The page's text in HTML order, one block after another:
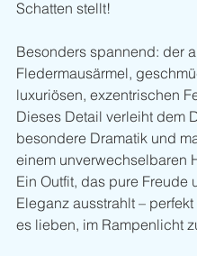
Schatten stellt!
Besonders spannend: der
Fledermausärmel,
luxuriösen, exzentrischen
Dieses Detail verleiht dem
besondere Dramatik und
einem unverwechselbaren
Ein Outfit, das pure Freude
Eleganz ausstrahlt –
es lieben, im Rampenlicht